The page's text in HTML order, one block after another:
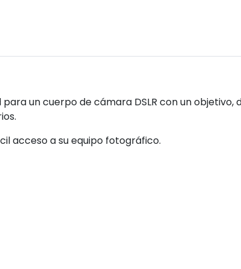
un cuerpo de cámara DSLR con un objetivo,
acceso a su equipo fotográfico.